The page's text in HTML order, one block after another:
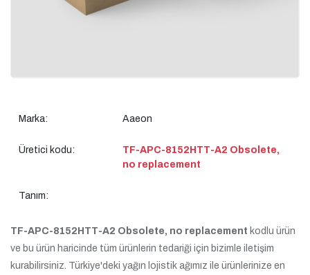
Marka: Aaeon
Üretici kodu:
TF-APC-8152HTT-A2 Obsolete,
no replacement
Tanım:
TF-APC-8152HTT-A2 Obsolete, no replacement kodlu ürün
ve bu ürün haricinde tüm ürünlerin tedariği için bizimle iletişim
kurabilirsiniz. Türkiye'deki yağın lojistik ağımız ile ürünlerinize en